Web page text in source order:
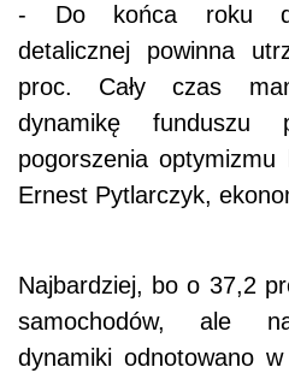
- Do końca roku
detalicznej powinna
proc. Cały czas
dynamikę
pogorszenia
Ernest Pytlarczyk,
Najbardziej, bo o 37,2
samochodów, ale
dynamiki odnotowano